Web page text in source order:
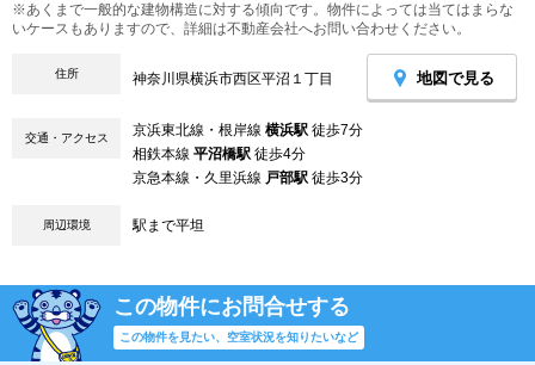
※あくまで一般的な建物構造に対する傾向です。物件によっては当てはまらな
いケースもありますので、詳細は不動産会社へお問い合わせください。
住所 神奈川県横浜市西区平沼１丁目 地図で見る
交通・アクセス 京浜東北線・根岸線 横浜駅 徒歩7分
相鉄本線 平沼橋駅 徒歩4分
京急本線・久里浜線 戸部駅 徒歩3分
周辺環境 駅まで平坦
この物件にお問合せする
この物件を見たい、空室状況を知りたいなど